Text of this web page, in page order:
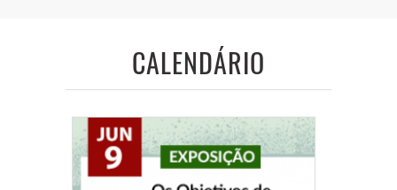
CALENDÁRIO